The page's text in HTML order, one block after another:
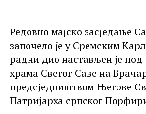
Редовно мајско засједање
започело је у Сремским
радни дио настављен је
храма Светог Саве на
предсједништвом Његове
Патријарха српског